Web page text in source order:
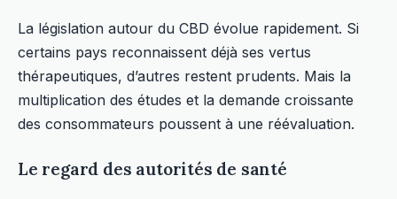
La législation autour du CBD évolue rapidement. Si
certains pays reconnaissent déjà ses vertus
thérapeutiques, d’autres restent prudents. Mais la
multiplication des études et la demande croissante
des consommateurs poussent à une réévaluation.
Le regard des autorités de santé